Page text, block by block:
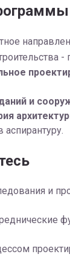
-
и
аспирантуру.
и